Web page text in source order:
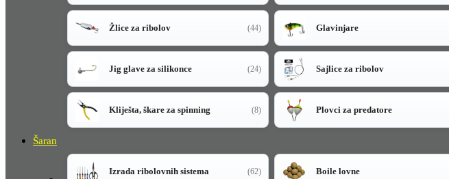
Žlice za ribolov (44) Glavinjare
Jig glave za silikonce (24) Sajlice za ribolov
Kliješta, škare za spinning (8) Plovci za predatore
Šaran
Izrada ribolovnih sistema (62) Boile lovne